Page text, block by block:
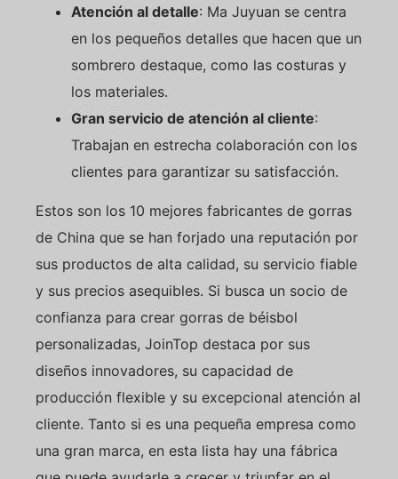
Atención al detalle: Ma Juyuan se centra
en los pequeños detalles que hacen que un
sombrero destaque, como las costuras y
los materiales.
Gran servicio de atención al cliente:
Trabajan en estrecha colaboración con los
clientes para garantizar su satisfacción.
Estos son los 10 mejores fabricantes de gorras
de China que se han forjado una reputación por
sus productos de alta calidad, su servicio fiable
y sus precios asequibles. Si busca un socio de
confianza para crear gorras de béisbol
personalizadas, JoinTop destaca por sus
diseños innovadores, su capacidad de
producción flexible y su excepcional atención al
cliente. Tanto si es una pequeña empresa como
una gran marca, en esta lista hay una fábrica